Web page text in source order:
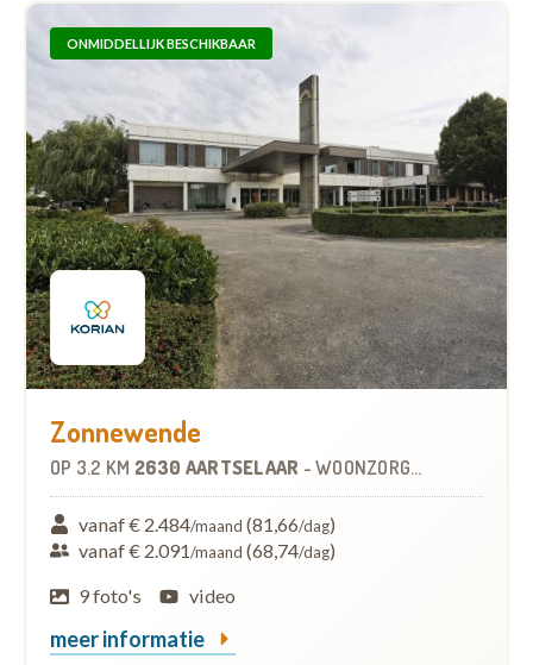
ONMIDDELLIJK BESCHIKBAAR
Zonnewende
OP 3.2 KM 2630 AARTSELAAR - WOONZORGCENTRUM (WZC)
vanaf € 2.484/maand (81,66/dag)
vanaf € 2.091/maand (68,74/dag)
9 foto's
video
meer informatie